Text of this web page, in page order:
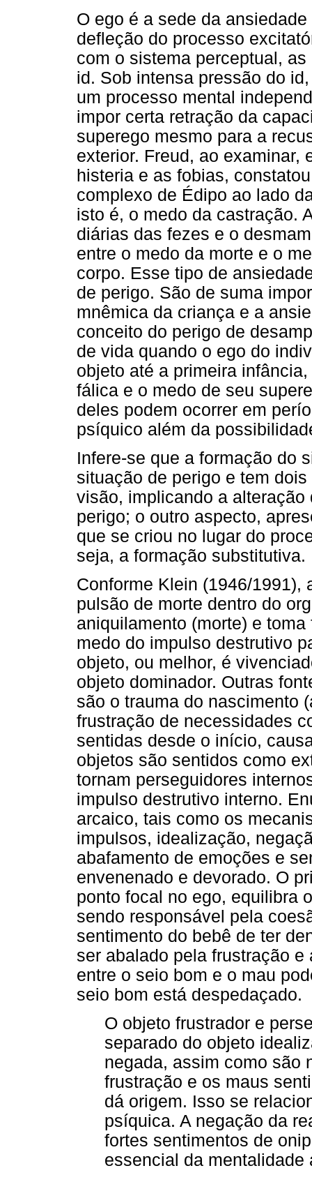
O ego é a sede da
defleção do processo
com o sistema perceptual,
id. Sob intensa pressão do
um processo mental
impor certa retração da
superego mesmo para a
exterior. Freud, ao examinar,
histeria e as fobias,
complexo de Édipo ao lado
isto é, o medo da castração.
diárias das fezes e o
entre o medo da morte e o
corpo. Esse tipo de
de perigo. São de suma
mnêmica da criança e a
conceito do perigo de
de vida quando o ego do
objeto até a primeira
fálica e o medo de seu
deles podem ocorrer em
psíquico além da
Infere-se que a formação do
situação de perigo e tem
visão, implicando a
perigo; o outro aspecto,
que se criou no lugar do
seja, a formação substitutiva.
Conforme Klein (1946/1991),
pulsão de morte dentro do
aniquilamento (morte) e
medo do impulso destrutivo
objeto, ou melhor, é
objeto dominador. Outras
são o trauma do nascimento
frustração de necessidades
sentidas desde o início,
objetos são sentidos como
tornam perseguidores
impulso destrutivo interno.
arcaico, tais como os
impulsos, idealização,
abafamento de emoções e
envenenado e devorado. O
ponto focal no ego, equilibra
sendo responsável pela
sentimento do bebê de ter
ser abalado pela frustração
entre o seio bom e o mau
seio bom está despedaçado.
O objeto frustrador e
separado do objeto
negada, assim como são
frustração e os maus
dá origem. Isso se
psíquica. A negação da
fortes sentimentos de
essencial da